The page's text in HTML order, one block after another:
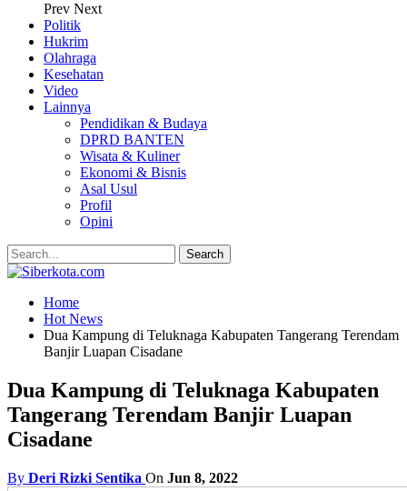
Prev Next
Politik
Hukrim
Olahraga
Kesehatan
Video
Lainnya
Pendidikan & Budaya
DPRD BANTEN
Wisata & Kuliner
Ekonomi & Bisnis
Asal Usul
Profil
Opini
Home
Hot News
Dua Kampung di Teluknaga Kabupaten Tangerang Terendam
Banjir Luapan Cisadane
Dua Kampung di Teluknaga Kabupaten
Tangerang Terendam Banjir Luapan
Cisadane
By Deri Rizki Sentika On Jun 8, 2022